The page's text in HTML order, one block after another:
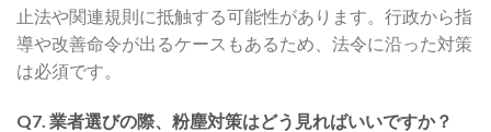
止法や関連規則に抵触する可能性があります。行政から指
導や改善命令が出るケースもあるため、法令に沿った対策
は必須です。
Q7. 業者選びの際、粉塵対策はどう見ればいいですか？